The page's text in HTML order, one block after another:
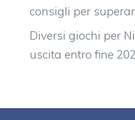
consigli per
Diversi giochi per
uscita entro fine